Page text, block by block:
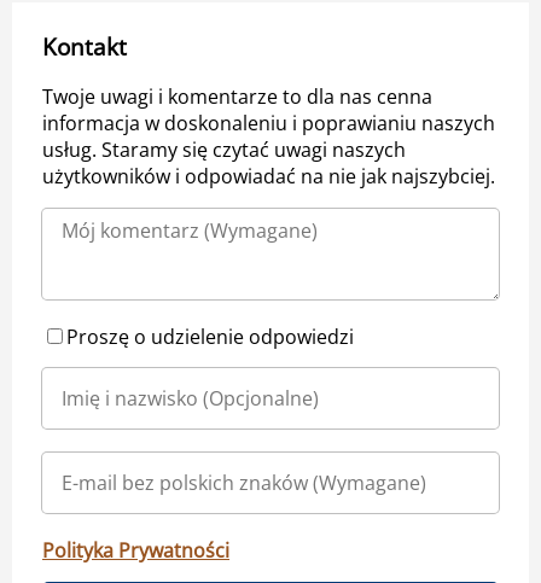
Kontakt
Twoje uwagi i komentarze to dla nas cenna
informacja w doskonaleniu i poprawianiu naszych
usług. Staramy się czytać uwagi naszych
użytkowników i odpowiadać na nie jak najszybciej.
Proszę o udzielenie odpowiedzi
Polityka Prywatności